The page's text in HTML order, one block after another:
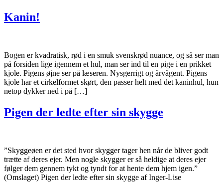
Kanin!
Bogen er kvadratisk, rød i en smuk svenskrød nuance, og så ser man
på forsiden lige igennem et hul, man ser ind til en pige i en prikket
kjole. Pigens øjne ser på læseren. Nysgerrigt og årvågent. Pigens
kjole har et cirkelformet skørt, den passer helt med det kaninhul, hun
netop dykker ned i på […]
Pigen der ledte efter sin skygge
”Skyggeøen er det sted hvor skygger tager hen når de bliver godt
trætte af deres ejer. Men nogle skygger er så heldige at deres ejer
følger dem gennem tykt og tyndt for at hente dem hjem igen.”
(Omslaget) Pigen der ledte efter sin skygge af Inger-Lise